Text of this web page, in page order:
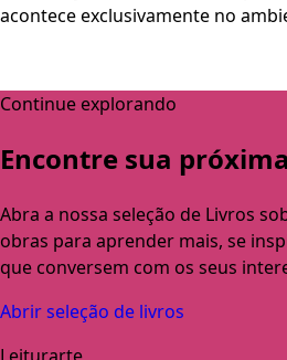
acontece exclusivamente no
Continue explorando
Encontre sua
Abra a nossa seleção de Livros
obras para aprender mais, se
que conversem com os seus
Abrir seleção de livros
Leiturarte